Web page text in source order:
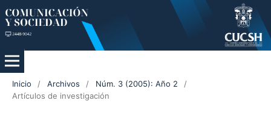
Inicio / Archivos / Núm. 3 (2005): Año 2
/
Artículos de investigación